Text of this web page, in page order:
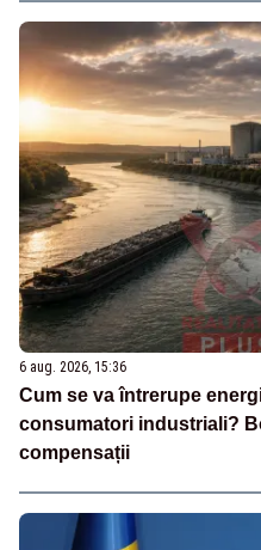
6 aug. 2026, 15:36
Cum se va întrerupe
consumatori industriali?
compensații